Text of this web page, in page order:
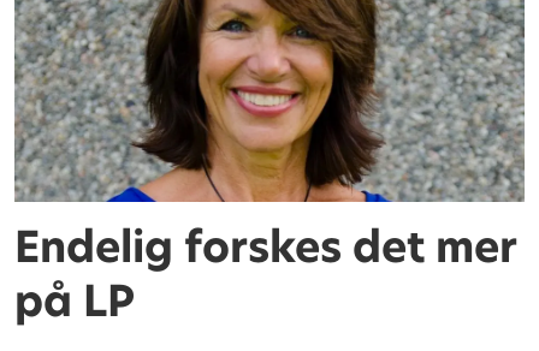
Endelig forskes det mer
på LP